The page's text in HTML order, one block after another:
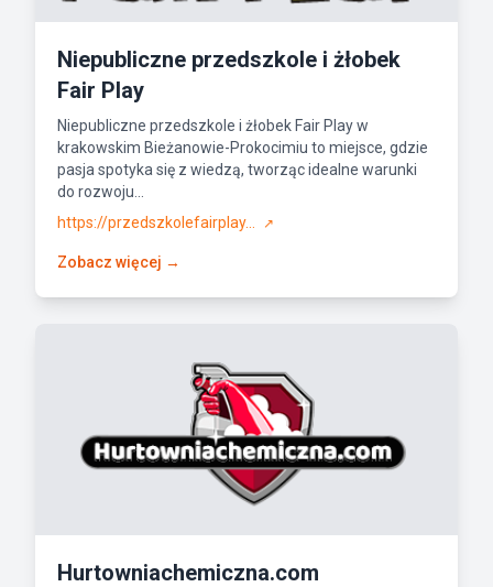
Niepubliczne przedszkole i żłobek
Fair Play
Niepubliczne przedszkole i żłobek Fair Play w
krakowskim Bieżanowie-Prokocimiu to miejsce, gdzie
pasja spotyka się z wiedzą, tworząc idealne warunki
do rozwoju...
https://przedszkolefairplay...
↗
Zobacz więcej →
Hurtowniachemiczna.com